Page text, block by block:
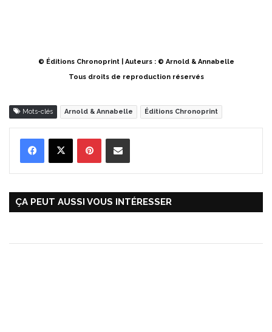
© Éditions Chronoprint | Auteurs : © Arnold & Annabelle
Tous droits de reproduction réservés
Mots-clés Arnold & Annabelle Éditions Chronoprint
ÇA PEUT AUSSI VOUS INTÉRESSER